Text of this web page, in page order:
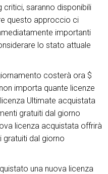
critici, saranno disponibili
questo approccio ci
importanti
lo stato attuale
costerà ora $
importa quante licenze
Ultimate acquistata
gratuiti dal giorno
licenza acquistata offrirà
gratuiti dal giorno
una nuova licenza